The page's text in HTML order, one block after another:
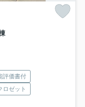
評価書付
ロゼット